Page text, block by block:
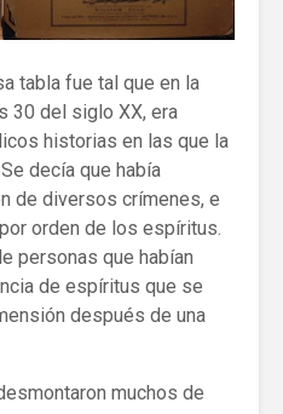
tabla fue tal que en la
30 del siglo XX, era
historias en las que la
decía que había
de diversos crímenes, e
orden de los espíritus.
personas que habían
de espíritus que se
después de una
muchos de